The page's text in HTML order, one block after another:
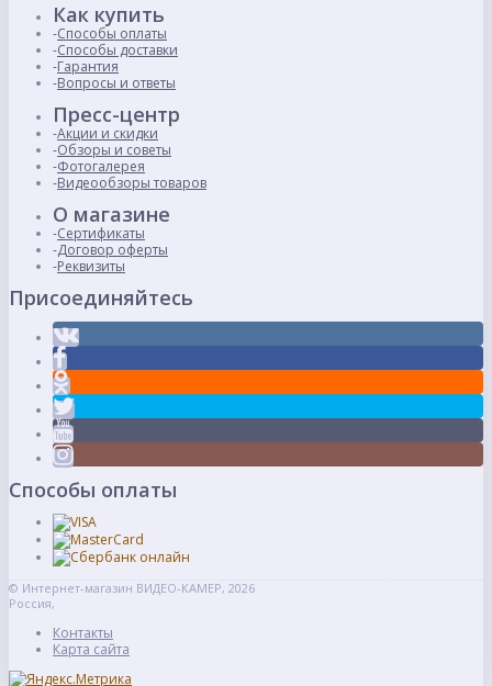
Как купить
Способы оплаты
Способы доставки
Гарантия
Вопросы и ответы
Пресс-центр
Акции и скидки
Обзоры и советы
Фотогалерея
Видеообзоры товаров
О магазине
Сертификаты
Договор оферты
Реквизиты
Присоединяйтесь
Способы оплаты
© Интернет-магазин ВИДЕО-КАМЕР, 2026
Россия,
Контакты
Карта сайта